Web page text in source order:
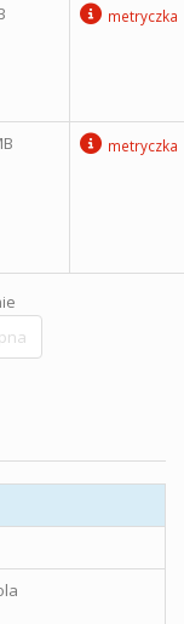
metryczka
metryczka